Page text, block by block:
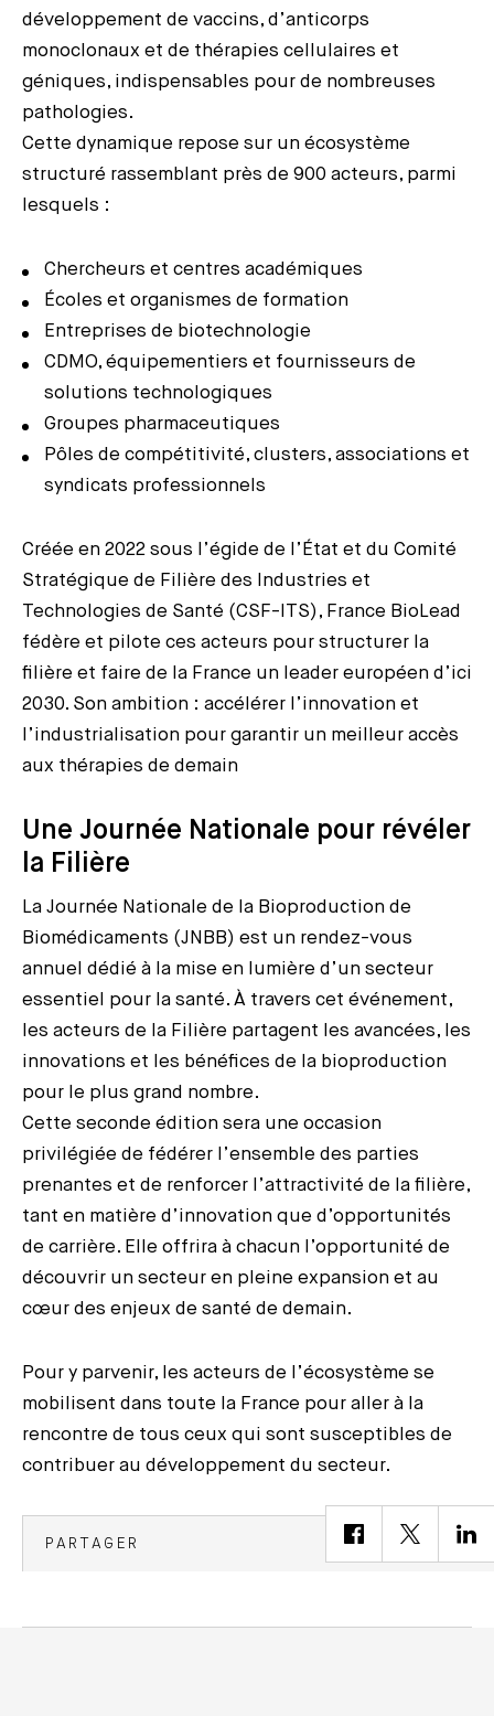
développement de vaccins, d’anticorps
monoclonaux et de thérapies cellulaires et
géniques, indispensables pour de nombreuses
pathologies.
Cette dynamique repose sur un écosystème
structuré rassemblant près de 900 acteurs, parmi
lesquels :
Chercheurs et centres académiques
Écoles et organismes de formation
Entreprises de biotechnologie
CDMO, équipementiers et fournisseurs de
solutions technologiques
Groupes pharmaceutiques
Pôles de compétitivité, clusters, associations et
syndicats professionnels
Créée en 2022 sous l’égide de l’État et du Comité
Stratégique de Filière des Industries et
Technologies de Santé (CSF-ITS), France BioLead
fédère et pilote ces acteurs pour structurer la
filière et faire de la France un leader européen d’ici
2030. Son ambition : accélérer l’innovation et
l’industrialisation pour garantir un meilleur accès
aux thérapies de demain
Une Journée Nationale pour révéler
la Filière
La Journée Nationale de la Bioproduction de
Biomédicaments (JNBB) est un rendez-vous
annuel dédié à la mise en lumière d’un secteur
essentiel pour la santé. À travers cet événement,
les acteurs de la Filière partagent les avancées, les
innovations et les bénéfices de la bioproduction
pour le plus grand nombre.
Cette seconde édition sera une occasion
privilégiée de fédérer l’ensemble des parties
prenantes et de renforcer l’attractivité de la filière,
tant en matière d’innovation que d’opportunités
de carrière. Elle offrira à chacun l’opportunité de
découvrir un secteur en pleine expansion et au
cœur des enjeux de santé de demain.
Pour y parvenir, les acteurs de l’écosystème se
mobilisent dans toute la France pour aller à la
rencontre de tous ceux qui sont susceptibles de
contribuer au développement du secteur.
PARTAGER